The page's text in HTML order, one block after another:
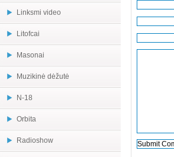
Linksmi video
Litofcai
Masonai
Muzikinė dėžutė
N-18
Orbita
Radioshow